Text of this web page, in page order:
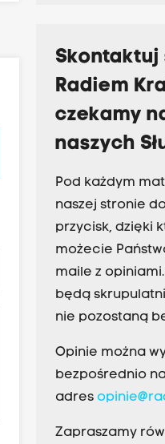
Skontaktuj
Radiem
czekamy
naszych
Pod każdym
naszej stronie
przycisk, dzięki
możecie
maile z opiniami.
będą
nie pozostaną
Opinie można
bezpośrednio
adres
Zapraszamy